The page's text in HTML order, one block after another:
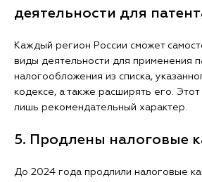
деятельности для
Каждый регион России сможет
виды деятельности для применения
налогообложения из списка,
кодексе, а также расширять его.
лишь рекомендательный характер.
5. Продлены налоговые
До 2024 года продлили налоговые